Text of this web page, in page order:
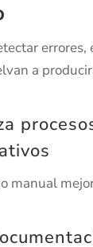
errores,
a
manual